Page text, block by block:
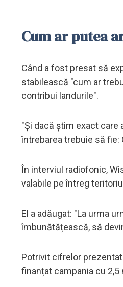
Cum ar putea
Când a fost presat să
stabilească "cum ar
contribui landurile".
"Și dacă știm exact
întrebarea trebuie să
În interviul radiofonic,
valabile pe întreg
El a adăugat: "La urma
îmbunătățească, să
Potrivit cifrelor
finanțat campania cu